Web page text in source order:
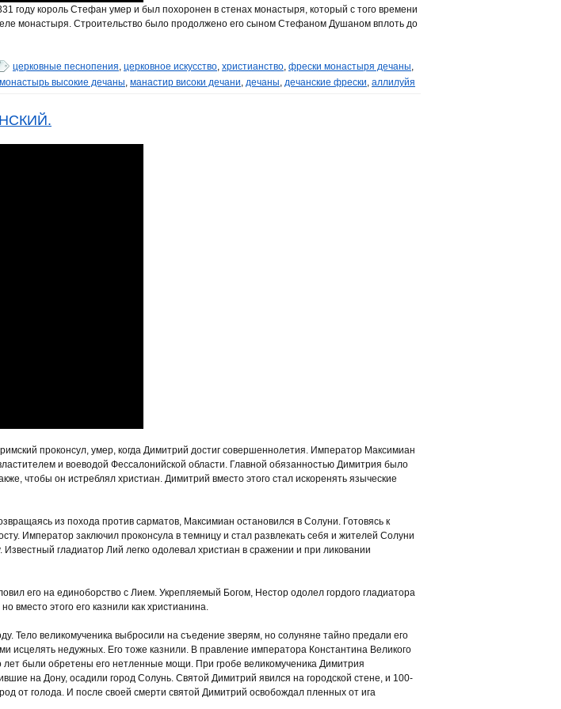
году король Стефан умер и был похоронен в стенах монастыря, который с того времени
монастыря. Строительство было продолжено его сыном Стефаном Душаном вплоть до
церковные песнопения, церковное искусство, христианство, фрески монастыря дечаны,
монастырь высокие дечаны, манастир високи дечани, дечаны, дечанские фрески, аллилуйя
проконсул, умер, когда Димитрий достиг совершеннолетия. Император Максимиан
и воеводой Фессалонийской области. Главной обязанностью Димитрия было
чтобы он истреблял христиан. Димитрий вместо этого стал искоренять языческие
из похода против сарматов, Максимиан остановился в Солуни. Готовясь к
Император заключил проконсула в темницу и стал развлекать себя и жителей Солуни
гладиатор Лий легко одолевал христиан в сражении и при ликовании
его на единоборство с Лием. Укрепляемый Богом, Нестор одолел гордого гладиатора
вместо этого его казнили как христианина.
Тело великомученика выбросили на съедение зверям, но солуняне тайно предали его
исцелять недужных. Его тоже казнили. В правление императора Константина Великого
лет были обретены его нетленные мощи. При гробе великомученика Димитрия
на Дону, осадили город Солунь. Святой Димитрий явился на городской стене, и 100-
от голода. И после своей смерти святой Димитрий освобождал пленных от ига